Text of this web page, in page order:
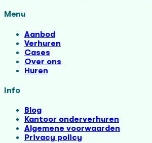
Menu
Aanbod
Verhuren
Cases
Over ons
Huren
Info
Blog
Kantoor onderverhuren
Algemene voorwaarden
Privacy policy